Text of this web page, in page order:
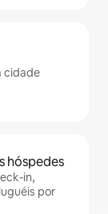
cidade
hóspedes
in,
por